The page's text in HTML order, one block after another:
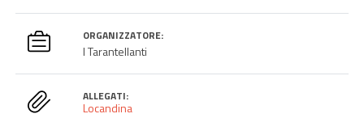
ORGANIZZATORE:
I Tarantellanti
ALLEGATI:
Locandina